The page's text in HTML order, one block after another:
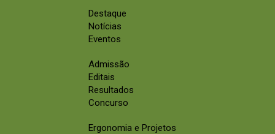
Destaque
Notícias
Eventos
Admissão
Editais
Resultados
Concurso
Ergonomia e Projetos